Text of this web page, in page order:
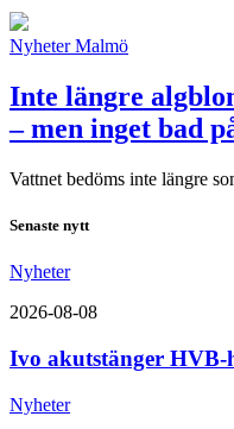
Nyheter Malmö
Inte längre
– men inget bad
Vattnet bedöms inte längre
Senaste nytt
Nyheter
2026-08-08
Ivo akutstänger HVB-
Nyheter